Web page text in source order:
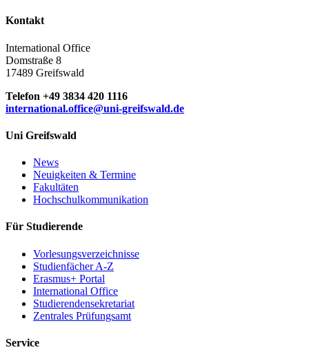
Kontakt
International Office
Domstraße 8
17489 Greifswald
Telefon +49 3834 420 1116
international.office@uni-greifswald.de
Uni Greifswald
News
Neuigkeiten & Termine
Fakultäten
Hochschulkommunikation
Für Studierende
Vorlesungsverzeichnisse
Studienfächer A-Z
Erasmus+ Portal
International Office
Studierendensekretariat
Zentrales Prüfungsamt
Service